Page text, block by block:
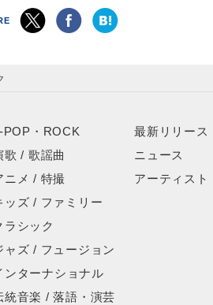
POP・ROCK
歌 / 歌謡曲
ニメ / 特撮
ッズ / ファミリー
ラシック
ャズ / フュージョン
ンターナショナル
統音楽 / 落語・演芸
最新リリース
ニュース
アーティスト